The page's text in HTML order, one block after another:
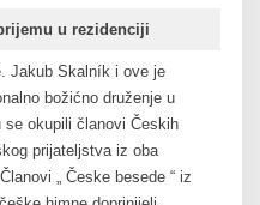
u rezidenciji
Jakub Skalník i ove je
božićno druženje u
okupili članovi Českih
prijateljstva iz oba
„ Česke besede “ iz